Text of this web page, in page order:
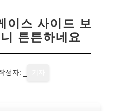
이스 사이드 보
튼튼하네요
성자: